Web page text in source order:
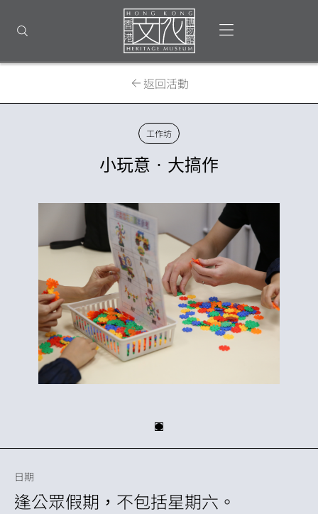
部
打開搜尋
首
頁
打開選單
返回活動
工作坊
小玩意‧大搞作
日期
逢公眾假期，不包括星期六。